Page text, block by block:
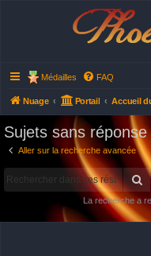
Médailles FAQ
Nuage Portail Accueil
Sujets sans réponse
Aller sur la recherche avancée
La recherche a